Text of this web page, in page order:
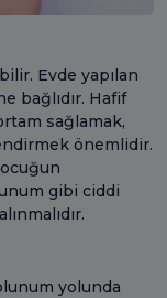
Evde yapılan
bağlıdır. Hafif
sağlamak,
önemlidir.
gibi ciddi
yolunda